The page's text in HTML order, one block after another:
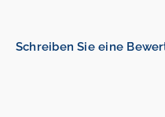
Schreiben Sie eine